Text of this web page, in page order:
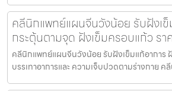
คลีนิกแพทย์แผนจีนวังน้อย รับฝังเข็
กระตุ้นตามจุด ฝังเข็มครอบแก้ว รา
คลีนิกแพทย์แผนจีนวังน้อย รับฝังเข็มแก้อาการ
บรรเทาอาการและ ความเจ็บปวดตามร่างกาย